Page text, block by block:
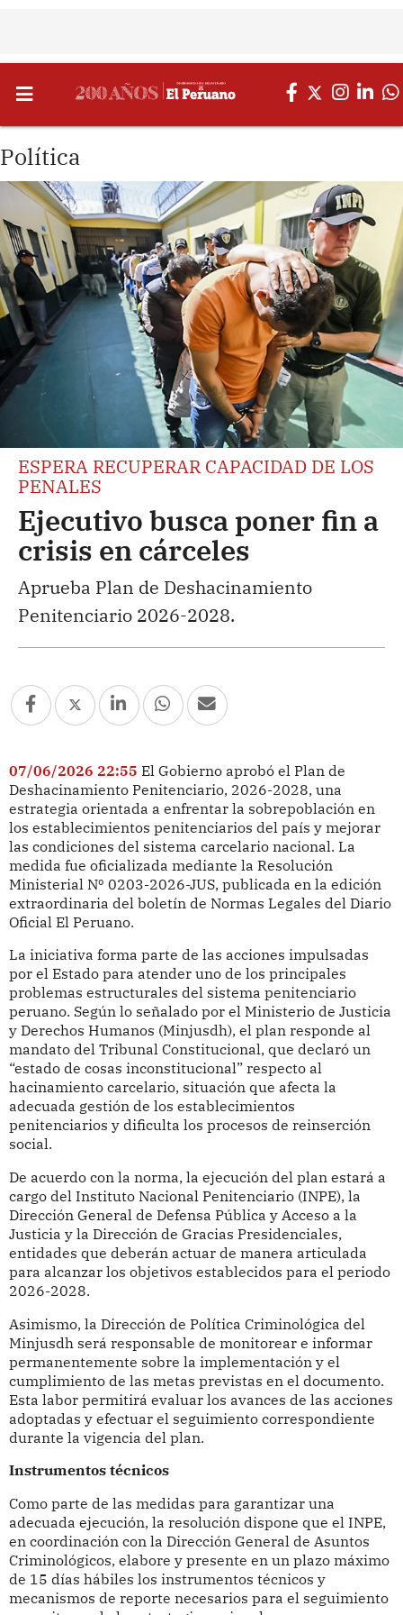
Política
ESPERA RECUPERAR CAPACIDAD DE LOS
PENALES
Ejecutivo busca poner fin a
crisis en cárceles
Aprueba Plan de Deshacinamiento
Penitenciario 2026-2028.
07/06/2026 22:55 El Gobierno aprobó el Plan de
Deshacinamiento Penitenciario, 2026-2028, una
estrategia orientada a enfrentar la sobrepoblación en
los establecimientos penitenciarios del país y mejorar
las condiciones del sistema carcelario nacional. La
medida fue oficializada mediante la Resolución
Ministerial Nº 0203-2026-JUS, publicada en la edición
extraordinaria del boletín de Normas Legales del Diario
Oficial El Peruano.
La iniciativa forma parte de las acciones impulsadas
por el Estado para atender uno de los principales
problemas estructurales del sistema penitenciario
peruano. Según lo señalado por el Ministerio de Justicia
y Derechos Humanos (Minjusdh), el plan responde al
mandato del Tribunal Constitucional, que declaró un
“estado de cosas inconstitucional” respecto al
hacinamiento carcelario, situación que afecta la
adecuada gestión de los establecimientos
penitenciarios y dificulta los procesos de reinserción
social.
De acuerdo con la norma, la ejecución del plan estará a
cargo del Instituto Nacional Penitenciario (INPE), la
Dirección General de Defensa Pública y Acceso a la
Justicia y la Dirección de Gracias Presidenciales,
entidades que deberán actuar de manera articulada
para alcanzar los objetivos establecidos para el periodo
2026-2028.
Asimismo, la Dirección de Política Criminológica del
Minjusdh será responsable de monitorear e informar
permanentemente sobre la implementación y el
cumplimiento de las metas previstas en el documento.
Esta labor permitirá evaluar los avances de las acciones
adoptadas y efectuar el seguimiento correspondiente
durante la vigencia del plan.
Instrumentos técnicos
Como parte de las medidas para garantizar una
adecuada ejecución, la resolución dispone que el INPE,
en coordinación con la Dirección General de Asuntos
Criminológicos, elabore y presente en un plazo máximo
de 15 días hábiles los instrumentos técnicos y
mecanismos de reporte necesarios para el seguimiento